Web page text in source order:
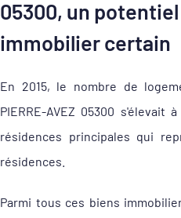
05300, un
immobilier certain
En 2015, le nombre de
PIERRE-AVEZ 05300 s'élevait
résidences principales qui
résidences.
Parmi tous ces biens